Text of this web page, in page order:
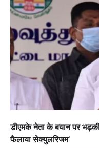
डीएमके नेता के बयान पर भड़की
फैलाया सेक्युलरिजम’